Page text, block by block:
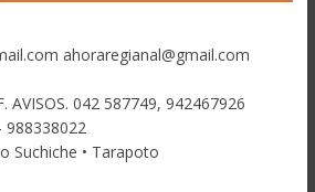
ahoraregianal@gmail.com
AVISOS. 042 587749, 942467926
988338022
Suchiche • Tarapoto